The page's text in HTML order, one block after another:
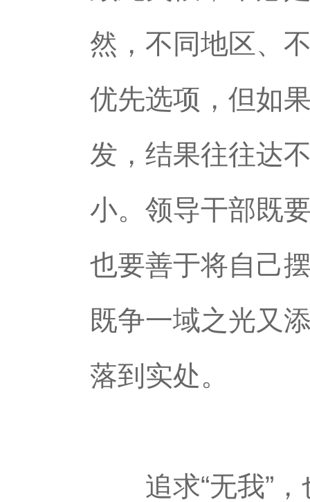
然，不同地区、
优先选项，但如
发，结果往往达
小。领导干部既
也要善于将自己
既争一域之光又
落到实处。
追求“无我”，